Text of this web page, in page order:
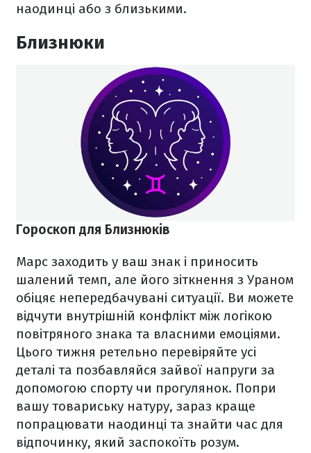
наодинці або з близькими.
Близнюки
Гороскоп для Близнюків
Марс заходить у ваш знак і приносить
шалений темп, але його зіткнення з Ураном
обіцяє непередбачувані ситуації. Ви можете
відчути внутрішній конфлікт між логікою
повітряного знака та власними емоціями.
Цього тижня ретельно перевіряйте усі
деталі та позбавляйся зайвої напруги за
допомогою спорту чи прогулянок. Попри
вашу товариську натуру, зараз краще
попрацювати наодинці та знайти час для
відпочинку, який заспокоїть розум.